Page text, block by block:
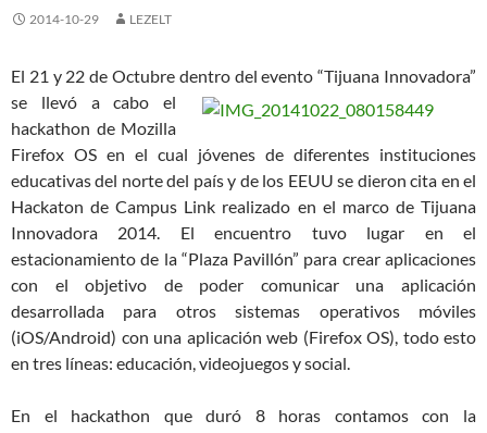
2014-10-29 LEZELT
El 21 y 22 de Octubre dentro del evento “Tijuana Innovadora”
se llevó a cabo el
hackathon de Mozilla
Firefox OS en el cual jóvenes de diferentes instituciones
educativas del norte del país y de los EEUU se dieron cita en el
Hackaton de Campus Link realizado en el marco de Tijuana
Innovadora 2014. El encuentro tuvo lugar en el
estacionamiento de la “Plaza Pavillón” para crear aplicaciones
con el objetivo de poder comunicar una aplicación
desarrollada para otros sistemas operativos móviles
(iOS/Android) con una aplicación web (Firefox OS), todo esto
en tres líneas: educación, videojuegos y social.
En el hackathon que duró 8 horas contamos con la